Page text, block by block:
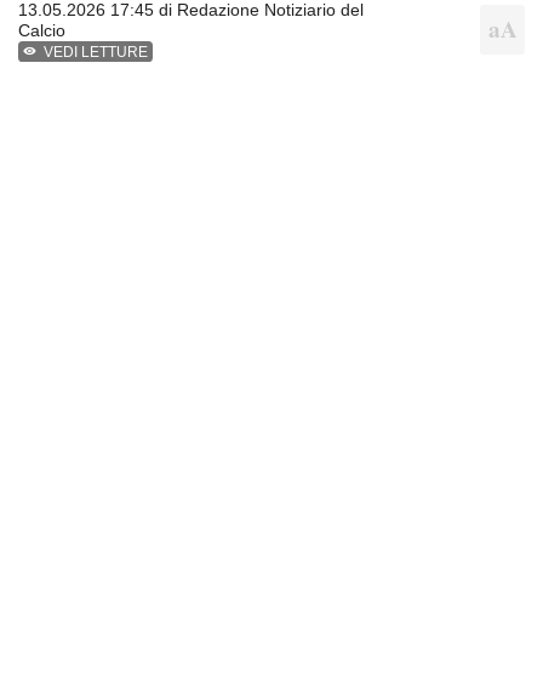
13.05.2026 17:45 di Redazione Notiziario del
Calcio
VEDI LETTURE